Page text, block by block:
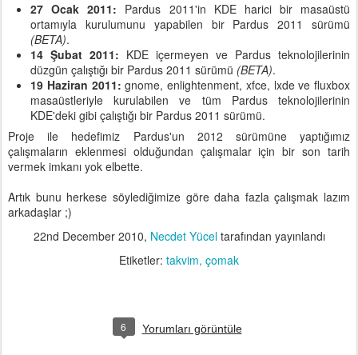
27 Ocak 2011: Pardus 2011'in KDE harici bir masaüstü
ortamıyla kurulumunu yapabilen bir Pardus 2011 sürümü
(BETA).
14 Şubat 2011: KDE içermeyen ve Pardus teknolojilerinin
düzgün çalıştığı bir Pardus 2011 sürümü (BETA).
19 Haziran 2011: gnome, enlightenment, xfce, lxde ve fluxbox
masaüstleriyle kurulabilen ve tüm Pardus teknolojilerinin
KDE'deki gibi çalıştığı bir Pardus 2011 sürümü.
Proje ile hedefimiz Pardus'un 2012 sürümüne yaptığımız
çalışmaların eklenmesi olduğundan çalışmalar için bir son tarih
vermek imkanı yok elbette.
Artık bunu herkese söylediğimize göre daha fazla çalışmak lazım
arkadaşlar ;)
22nd December 2010, Necdet Yüceltarafından yayınlandı
Etiketler: takvim çomak
6 Yorumları görüntüle